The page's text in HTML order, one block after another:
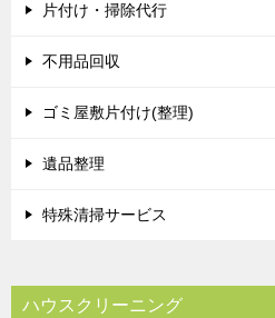
ー
シ
片付け・掃除代行
不用品回収
ゴミ屋敷片付け(整理)
遺品整理
特殊清掃サービス
ハウスクリーニング